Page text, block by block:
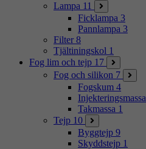
Lampa 11
Ficklampa 3
Pannlampa 3
Filter 8
Tjältiningskol 1
Fog lim och tejp 17
Fog och silikon 7
Fogskum 4
Injekteringsmassa
Takmassa 1
Tejp 10
Byggtejp 9
Skyddstejp 1